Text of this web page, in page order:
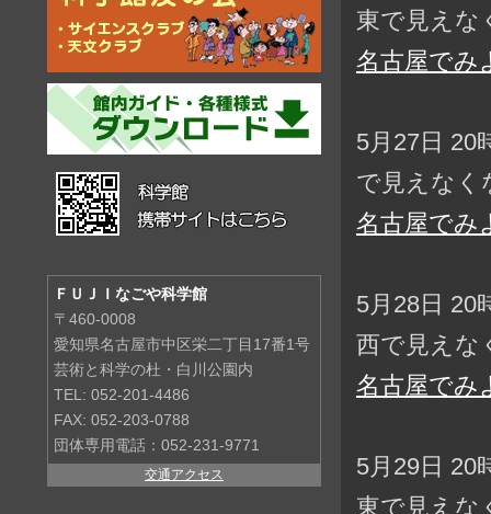
東で見えな
名古屋でみ
5月27日 20
で見えなく
名古屋でみ
5月28日 20
西で見えな
名古屋でみ
5月29日 20
東で見えな
ＦＵＪＩなごや科学館
〒460-0008
愛知県名古屋市中区栄二丁目17番1号
芸術と科学の杜・白川公園内
TEL: 052-201-4486
FAX: 052-203-0788
団体専用電話：052-231-9771
交通アクセス